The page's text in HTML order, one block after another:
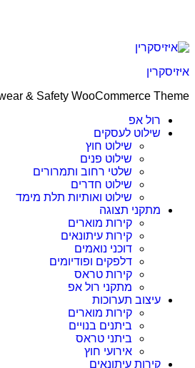
Workwear & Safety WooCommerce
רול אפ
שילוט לעסקים
שילוט חוץ
שילוט פנים
שלטי רחוב ותמרורים
שילוט חדרים
שילוט ואותיות תלת מימד
מתקני תצוגה
קירות מוארים
קירות עיתונאים
דוכני נואמים
דלפקים ופודיומים
קירות טראס
מתקני רול אפ
עיצוב תערוכות
קירות מוארים
ביתנים בנויים
ביתני טראס
אירועי חוץ
קירות עיתונאים